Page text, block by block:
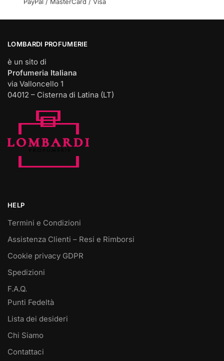
LOMBARDI PROFUMERIE
è un sito di
Profumeria Italiana
via Valloncello 1
04012 – Cisterna di Latina (LT)
HELP
Termini e Condizioni
Assistenza Clienti – Resi e Rimborsi
Cookie privacy GDPR
Spedizioni
F.A.Q.
Punti Fedeltà
Lista dei desideri
Chi Siamo
Contattaci